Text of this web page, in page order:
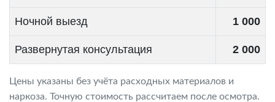
Ночной выезд 1 000
Развернутая консультация 2 000
Цены указаны без учёта расходных материалов и
наркоза. Точную стоимость рассчитаем после осмотра.